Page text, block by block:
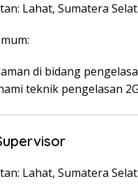
Lahat, Sumatera
di bidang
teknik pengelasan
Lahat, Sumatera